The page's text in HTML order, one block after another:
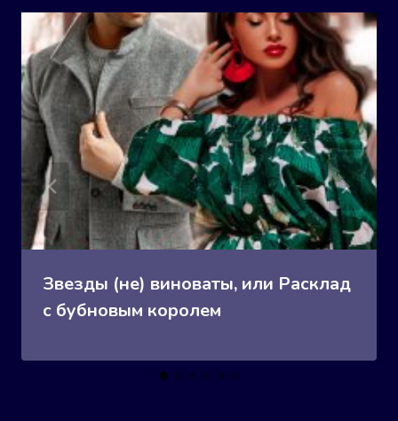
Звезды (не) виноваты, или Расклад
с бубновым королем